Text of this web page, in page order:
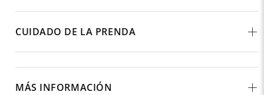
CUIDADO DE LA PRENDA
MÁS INFORMACIÓN